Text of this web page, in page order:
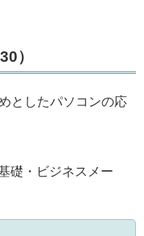
）
としたパソコンの応
礎・ビジネスメー